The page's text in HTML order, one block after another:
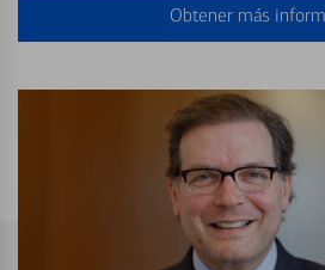
Obtener más